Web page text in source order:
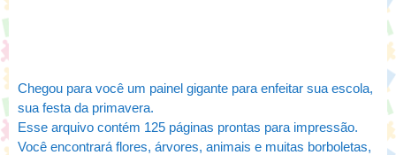
Chegou para você um painel gigante para enfeitar sua escola,
sua festa da primavera.
Esse arquivo contém 125 páginas prontas para impressão.
Você encontrará flores, árvores, animais e muitas borboletas,